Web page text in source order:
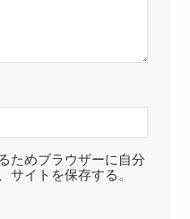
ためブラウザーに自分
サイトを保存する。